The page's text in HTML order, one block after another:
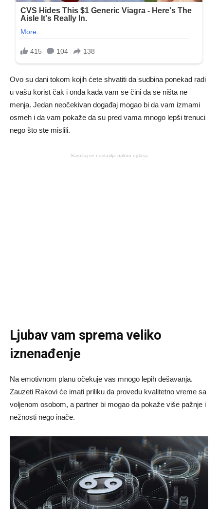
Ovo su dani tokom kojih ćete shvatiti da sudbina ponekad radi
u vašu korist čak i onda kada vam se čini da se ništa ne
menja. Jedan neočekivan događaj mogao bi da vam izmami
osmeh i da vam pokaže da su pred vama mnogo lepši trenuci
nego što ste mislili.
Sadržaj se nastavlja nakon oglasa
Ljubav vam sprema veliko
iznenađenje
Na emotivnom planu očekuje vas mnogo lepih dešavanja.
Zauzeti Rakovi će imati priliku da provedu kvalitetno vreme sa
voljenom osobom, a partner bi mogao da pokaže više pažnje i
nežnosti nego inače.